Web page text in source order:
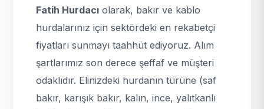
Fatih Hurdacı olarak, bakır ve kablo
hurdalarınız için sektördeki en rekabetçi
fiyatları sunmayı taahhüt ediyoruz. Alım
şartlarımız son derece şeffaf ve müşteri
odaklıdır. Elinizdeki hurdanın türüne (saf
bakır, karışık bakır, kalın, ince, yalıtkanlı